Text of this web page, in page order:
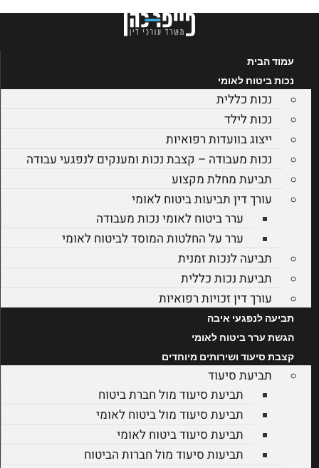
דלג
עמוד הבית
נכות ביטוח לאומי
נכות כללית
נכות לילד
ייצוג בוועדות רפואיות
נכות מעבודה – קצבת נכות ומענקים לנפגעי עבודה
תביעת מחלת מקצוע
עורך דין תביעות ביטוח לאומי
ערר ביטוח לאומי נכות מעבודה
ערר על החלטות המוסד לביטוח לאומי
תביעה לנכות זמנית
תביעת נכות כללית
עורך דין זכויות רפואיות
תביעה לנפגעי איבה
הגשת ערר ביטוח לאומי
קצבת סיעוד ושירותים מיוחדים
תביעת סיעוד
תביעת סיעוד מול חברת ביטוח
תביעת סיעוד מול ביטוח לאומי
תביעת סיעוד ביטוח לאומי
תביעות סיעוד מול חברות הביטוח